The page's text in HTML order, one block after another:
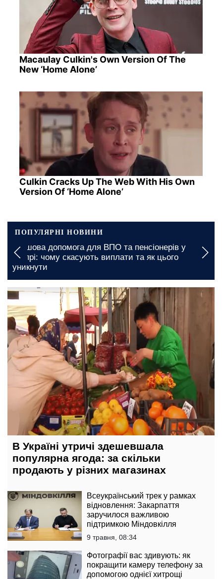
Macaulay Culkin's Own Version Of The
New ‘Home Alone’
Culkin Cracks Up The Web With His Own
Version Of ‘Home Alone’
ПОПУЛЯРНІ НОВИНИ
для ВПО та пенсіонерів у
виплати та як цього
Гуманітарна
області: що слід
12 травня, 21:00
В Україні утричі здешевшала
популярна ягода: за скільки
продають у різних магазинах
Всеукраїнський трек у рамках
відновлення: Закарпаття
заручилося важливою
підтримкою Міндовкілля
9 травня, 08:34
Фотографії вас здивують: як
покращити камеру телефону за
допомогою однієї хитрощі